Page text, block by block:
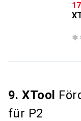
9. XTool
für P2